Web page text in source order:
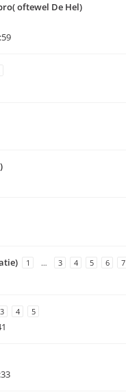
oftewel De Hel)
1 … 3 4 5 6 7
3 4 5